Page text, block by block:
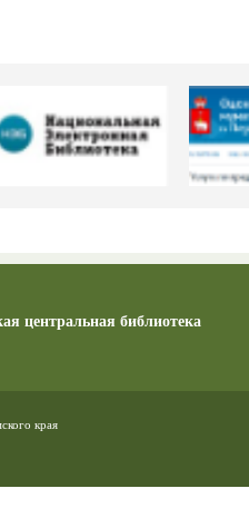
центральная библиотека
края